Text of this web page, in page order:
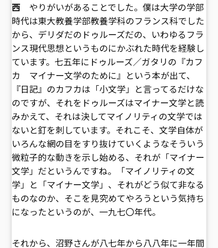
西やりがいがあることでした。僕は大学の学部
時代は東大教養学部教養学科のフランス科でした
から、デリダだのドゥルーズだの、いわゆるフラ
ンス現代思想というものにかぶれた時代を経験し
ています。七五年にドゥルーズ／ガタリの『カフ
カ マイナー文学のために』という本が出て、
『日記』のカフカは「小文学」と言ってるだけな
のですが、それをドゥルーズはマイナー文学と読
みかえて、それは決してマイノリティの文学では
ないと釘を刺しています。それこそ、文学自体が
いろんな網の目をすり抜けていくようなそういう
微粒子的な動きを示し始める、それが「マイナー
文学」だというんですね。「マイノリティの文
学」と「マイナー文学」、それがどう似て非なる
ものなのか、そこを見究めてやろうという気持ち
になったというのが、一九七〇年代。
それから、沼野さんが八七年から八八年に一年間